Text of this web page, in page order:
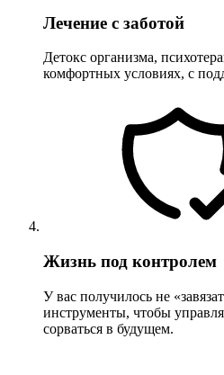
Лечение с заботой
Детокс организма,
комфортных условиях, с
Жизнь под контролем
У вас получилось не
инструменты, чтобы
сорваться в будущем.